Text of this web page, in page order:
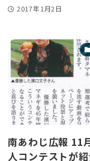
2017年1月2日
南あわじ広報 11
人コンテストが